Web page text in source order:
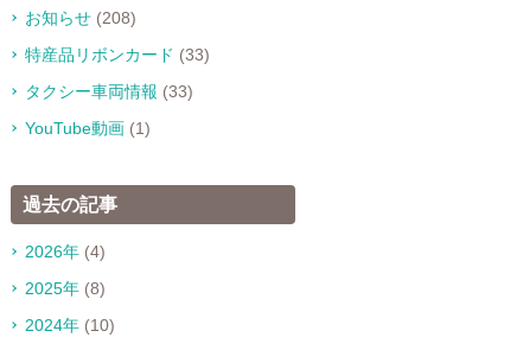
お知らせ (208)
特産品リボンカード (33)
タクシー車両情報 (33)
YouTube動画 (1)
過去の記事
2026年 (4)
2025年 (8)
2024年 (10)